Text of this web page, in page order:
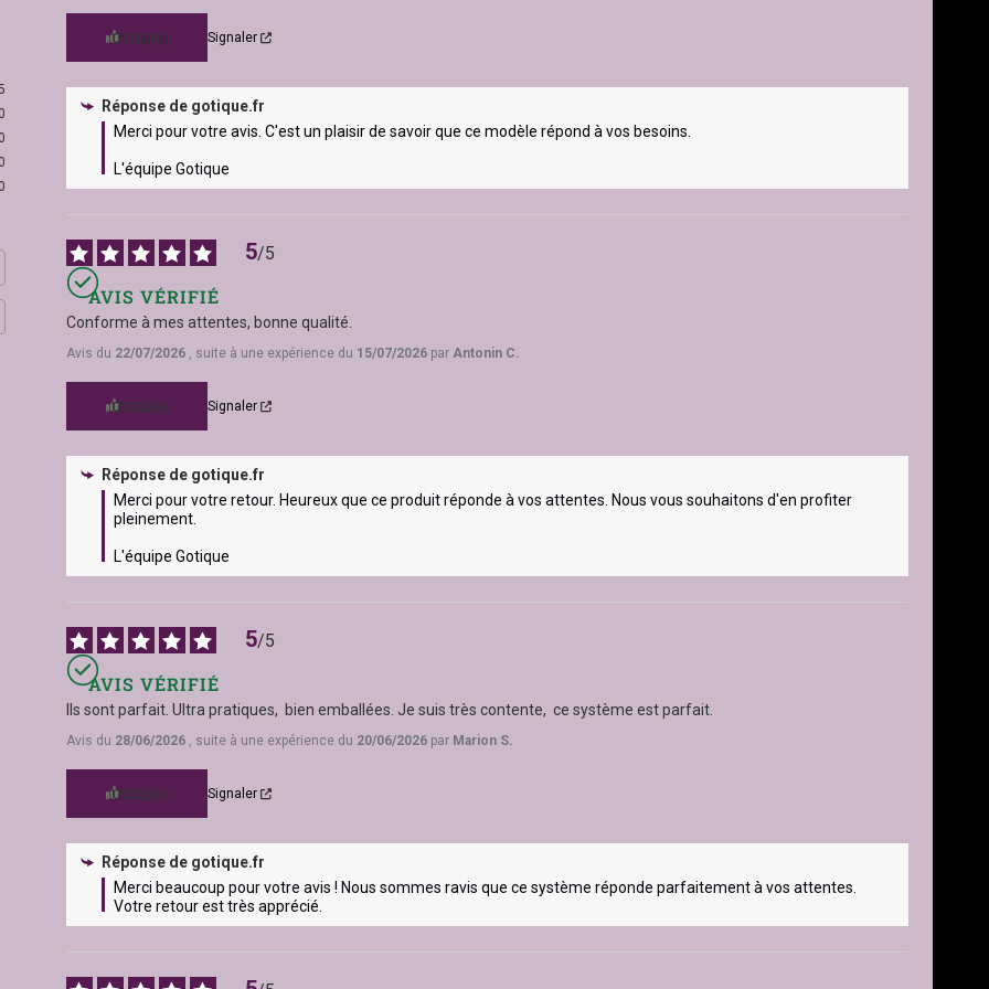
noir et doré)
: taper + tunnel)
7mm, 8mm, 9mm, 10mm
saline, bien sécher
0
0
0
0
UTILE(0) Signaler
Réponse de gotique.fr
Merci pour votre avis. C'est un plaisir de savoir que ce modèle répond à vos besoins.
L'équipe Gotique
5/5
AVIS VÉRIFIÉ
Conforme à mes attentes, bonne qualité.
Avis du 22/07/2026 , suite à une expérience du 15/07/2026 par Antonin C.
UTILE(0) Signaler
Réponse de gotique.fr
Merci pour votre retour. Heureux que ce produit réponde à vos attentes. Nous vous souhaitons d'en profiter
pleinement.
L'équipe Gotique
5/5
AVIS VÉRIFIÉ
Ils sont parfait. Ultra pratiques,  bien emballées. Je suis très contente,  ce système est parfait.
Avis du 28/06/2026 , suite à une expérience du 20/06/2026 par Marion S.
UTILE(0) Signaler
Réponse de gotique.fr
Merci beaucoup pour votre avis ! Nous sommes ravis que ce système réponde parfaitement à vos attentes.
Votre retour est très apprécié.